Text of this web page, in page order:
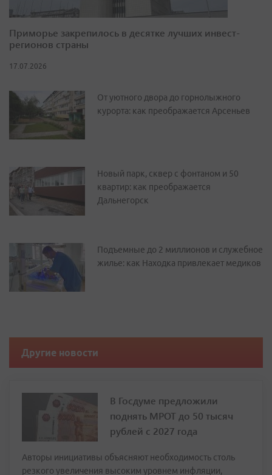
Приморье закрепилось в десятке лучших инвест-
регионов страны
17.07.2026
От уютного двора до горнолыжного
курорта: как преображается Арсеньев
Новый парк, сквер с фонтаном и 50
квартир: как преображается
Дальнегорск
Подъемные до 2 миллионов и служебное
жилье: как Находка привлекает медиков
Другие новости
В Госдуме предложили
поднять МРОТ до 50 тысяч
рублей с 2027 года
Авторы инициативы объясняют необходимость столь
резкого увеличения высоким уровнем инфляции,